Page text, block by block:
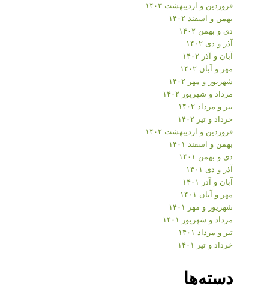
فروردین و اردیبهشت ۱۴۰۳
بهمن و اسفند ۱۴۰۲
دی و بهمن ۱۴۰۲
آذر و دی ۱۴۰۲
آبان و آذر ۱۴۰۲
مهر و آبان ۱۴۰۲
شهریور و مهر ۱۴۰۲
مرداد و شهریور ۱۴۰۲
تیر و مرداد ۱۴۰۲
خرداد و تیر ۱۴۰۲
فروردین و اردیبهشت ۱۴۰۲
بهمن و اسفند ۱۴۰۱
دی و بهمن ۱۴۰۱
آذر و دی ۱۴۰۱
آبان و آذر ۱۴۰۱
مهر و آبان ۱۴۰۱
شهریور و مهر ۱۴۰۱
مرداد و شهریور ۱۴۰۱
تیر و مرداد ۱۴۰۱
خرداد و تیر ۱۴۰۱
دسته‌ها